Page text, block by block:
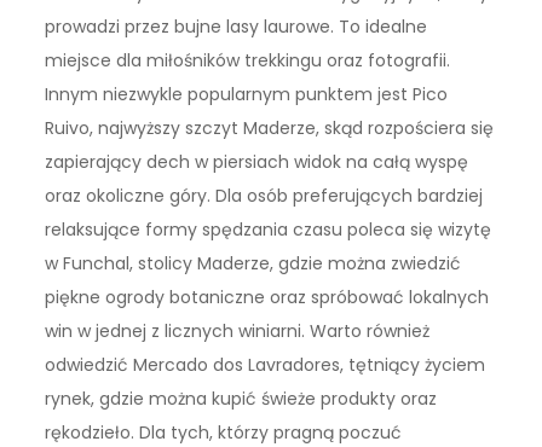
prowadzi przez bujne lasy laurowe. To idealne
miejsce dla miłośników trekkingu oraz fotografii.
Innym niezwykle popularnym punktem jest Pico
Ruivo, najwyższy szczyt Maderze, skąd rozpościera się
zapierający dech w piersiach widok na całą wyspę
oraz okoliczne góry. Dla osób preferujących bardziej
relaksujące formy spędzania czasu poleca się wizytę
w Funchal, stolicy Maderze, gdzie można zwiedzić
piękne ogrody botaniczne oraz spróbować lokalnych
win w jednej z licznych winiarni. Warto również
odwiedzić Mercado dos Lavradores, tętniący życiem
rynek, gdzie można kupić świeże produkty oraz
rękodzieło. Dla tych, którzy pragną poczuć